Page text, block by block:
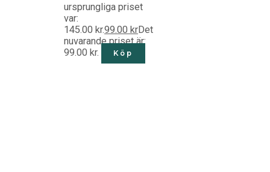
ursprungliga priset
var:
145.00 kr.99.00krDet
nuvarande priset är:
99.00 kr.
Köp